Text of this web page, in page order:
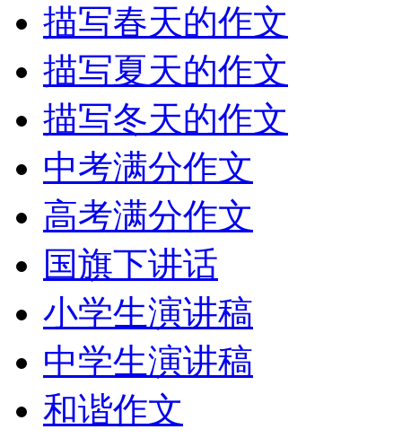
描写春天的作文
描写夏天的作文
描写冬天的作文
中考满分作文
高考满分作文
国旗下讲话
小学生演讲稿
中学生演讲稿
和谐作文